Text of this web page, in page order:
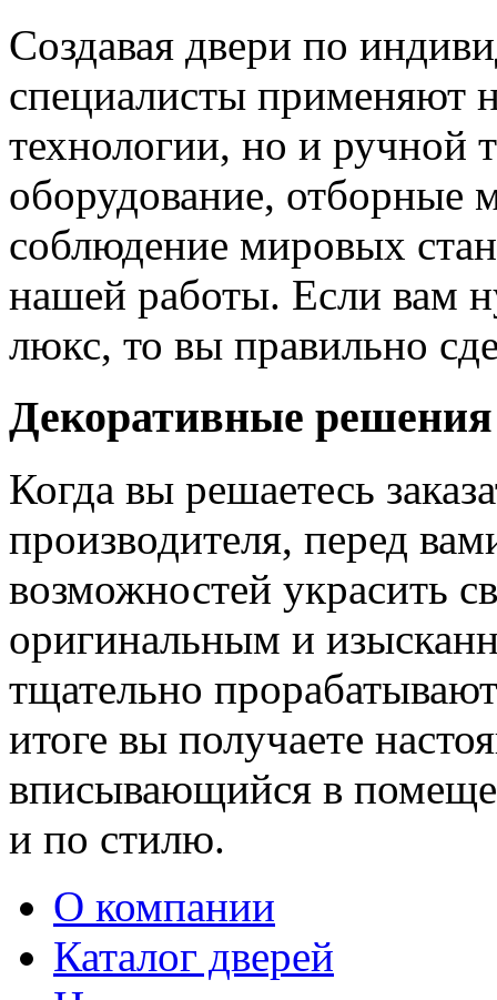
Создавая двери по
специалисты применяют
технологии, но и ручной
оборудование, отборные
соблюдение мировых
нашей работы. Если вам
люкс, то вы правильно
Декоративные решения
Когда вы решаетесь
производителя, перед
возможностей украсить
оригинальным и
тщательно
итоге вы получаете
вписывающийся в
и по стилю.
О компании
Каталог дверей